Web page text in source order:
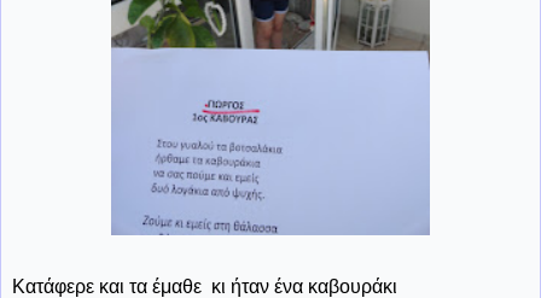
Κατάφερε και τα έμαθε κι ήταν ένα καβουράκι